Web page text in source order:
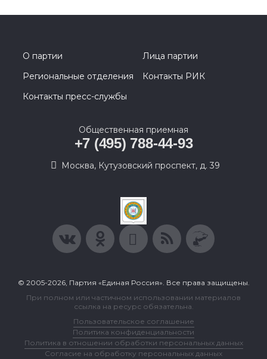
О партии
Лица партии
Региональные отделения
Контакты РИК
Контакты пресс-службы
Общественная приемная
+7 (495) 788-44-93
Москва, Кутузовский проспект, д. 39
© 2005-2026, Партия «Единая Россия». Все права защищены.
При полном или частичном использовании материалов
ссылка на ресурс обязательна.
Пользовательское соглашение
Политика конфиденциальности
Политика в отношении обработки персональных данных
Согласие на обработку персональных данных